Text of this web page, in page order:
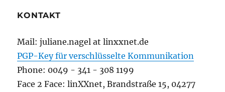
KONTAKT
Mail: juliane.nagel at linxxnet.de
PGP-Key für verschlüsselte Kommunikation
Phone: 0049 - 341 - 308 1199
Face 2 Face: linXXnet, Brandstraße 15, 04277